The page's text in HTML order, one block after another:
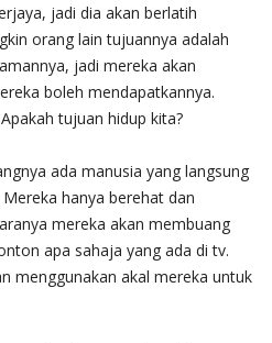
jadi dia akan berlatih
orang lain tujuannya adalah
jadi mereka akan
boleh mendapatkannya.
tujuan hidup kita?
ada manusia yang langsung
hanya berehat dan
mereka akan membuang
apa sahaja yang ada di tv.
menggunakan akal mereka untuk